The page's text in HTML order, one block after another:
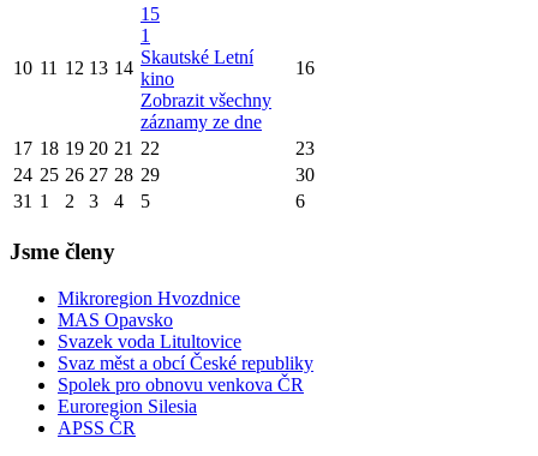
10 11 12 13 14
15
1
Skautské Letní
kino
Zobrazit všechny
záznamy ze dne
16
17 18 19 20 21 22
23
24 25 26 27 28 29
30
31 1 2 3 4 5 6
Jsme členy
Mikroregion Hvozdnice
MAS Opavsko
Svazek voda Litultovice
Svaz měst a obcí České republiky
Spolek pro obnovu venkova ČR
Euroregion Silesia
APSS ČR